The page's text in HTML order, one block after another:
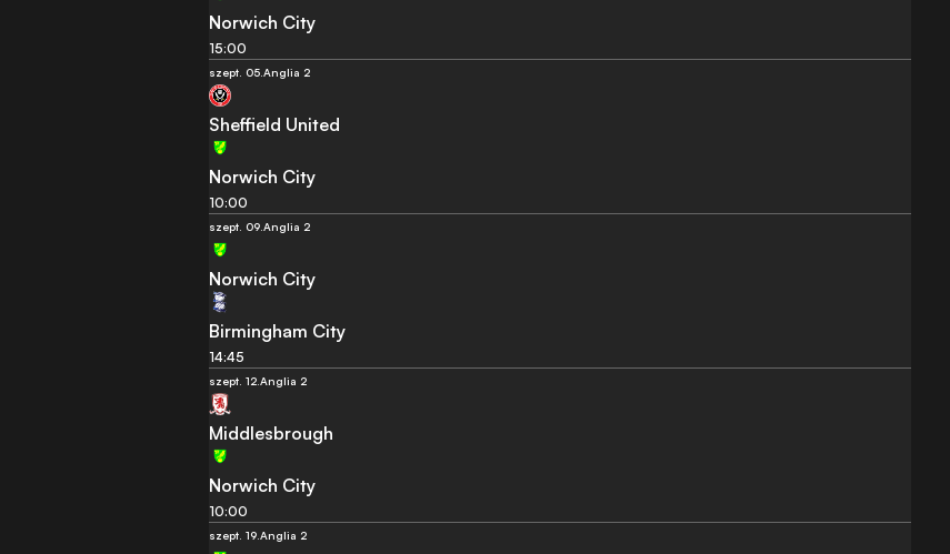
Norwich City
15:00
szept. 05.Anglia 2
Sheffield United
Norwich City
10:00
szept. 09.Anglia 2
Norwich City
Birmingham City
14:45
szept. 12.Anglia 2
Middlesbrough
Norwich City
10:00
szept. 19.Anglia 2